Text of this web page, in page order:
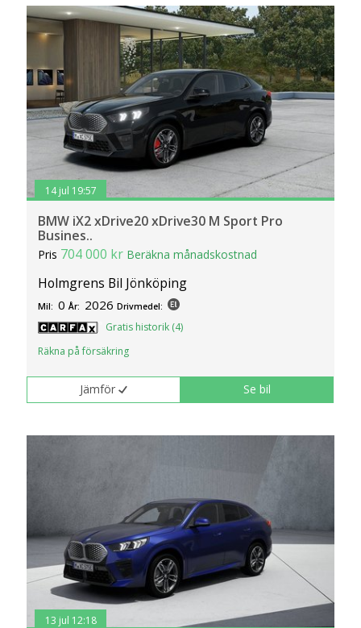
14 jul 19:57
BMW iX2 xDrive20 xDrive30 M Sport Pro
Busines..
Pris 704 000 kr Beräkna månadskostnad
Holmgrens Bil Jönköping
Mil: 0 År: 2026 Drivmedel:
Gratis historik (4)
Räkna på försäkring
Jämför Se bil
13 jul 12:18